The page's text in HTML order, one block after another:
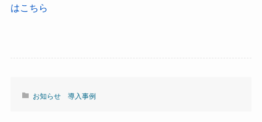
はこちら
お知らせ 導入事例